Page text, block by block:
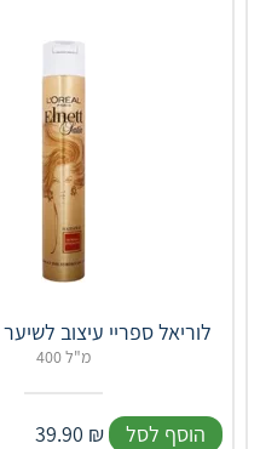
לוריאל ספריי עיצוב
400 מ"ל
39.90 ₪ הוסף לסל